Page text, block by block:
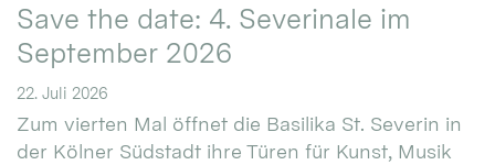
Save the date: 4. Severinale im
September 2026
22. Juli 2026
Zum vierten Mal öffnet die Basilika St. Severin in
der Kölner Südstadt ihre Türen für Kunst, Musik